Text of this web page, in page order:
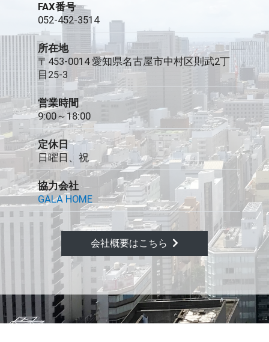
FAX番号
052-452-3514
所在地
〒453-0014 愛知県名古屋市中村区則武2丁
目25-3
営業時間
9:00～18:00
定休日
日曜日、祝
協力会社
GALA HOME
会社概要はこちら